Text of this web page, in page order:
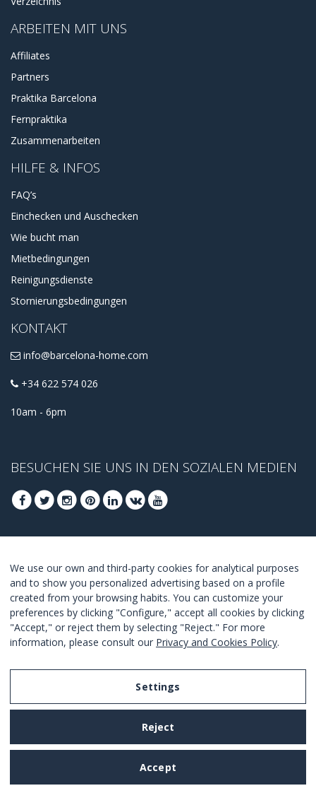
ARBEITEN MIT UNS
Affiliates
Partners
Praktika Barcelona
Fernpraktika
Zusammenarbeiten
HILFE & INFOS
FAQ’s
Einchecken und Auschecken
Wie bucht man
Mietbedingungen
Reinigungsdienste
Stornierungsbedingungen
KONTAKT
info@barcelona-home.com
+34 622 574 026
10am - 6pm
BESUCHEN SIE UNS IN DEN SOZIALEN MEDIEN
ZU ERHALTEN
ANMELDEN
I Agree with the terms and conditions
We use our own and third-party cookies for analytical purposes
and to show you personalized advertising based on a profile
created from your browsing habits. You can customize your
preferences by clicking "Configure," accept all cookies by clicking
"Accept," or reject them by selecting "Reject." For more
information, please consult our Privacy and Cookies Policy.
Settings
Reject
Accept
Legal Notice
Privacy and Cookies Policy
Terms and Conditions of Use
Settings